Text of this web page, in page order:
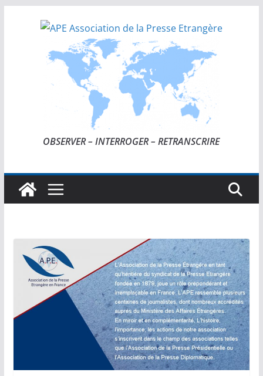
OBSERVER – INTERROGER – RETRANSCRIRE